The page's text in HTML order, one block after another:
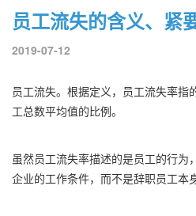
员工流失的含义、紧
2019-07-12
员工流失。根据定义，员工流失率指
工总数平均值的比例。
虽然员工流失率描述的是员工的行为
企业的工作条件，而不是辞职员工本身